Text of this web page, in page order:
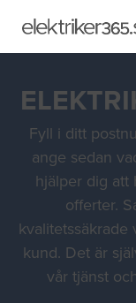
Fyll i ditt
ange sedan
hjälper dig att
offerter.
kund. Det är
vår tjänst